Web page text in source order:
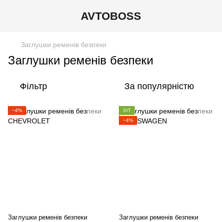
AVTOBOSS
Заглушки ременів безпеки
Заглушки ременів безпеки
Фільтр За популярністю
−4%
Заглушки ременів безпеки
ХІТ
−4%
Заглушки ременів безпеки